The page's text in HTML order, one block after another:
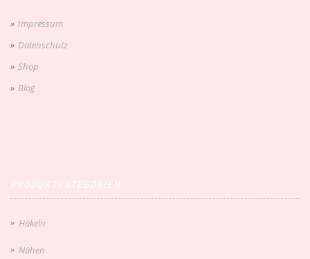
Impressum
Datenschutz
Shop
Blog
Häkeln
Nähen